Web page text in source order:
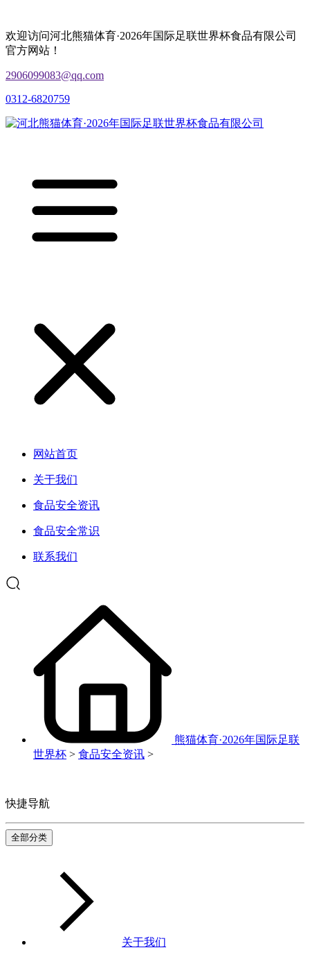
欢迎访问河北熊猫体育·2026年国际足联世界杯食品有限公司
官方网站！
2906099083@qq.com
0312-6820759
网站首页
关于我们
食品安全资讯
食品安全常识
联系我们
熊猫体育·2026年国际足联
世界杯 > 食品安全资讯 >
快捷导航
全部分类
关于我们